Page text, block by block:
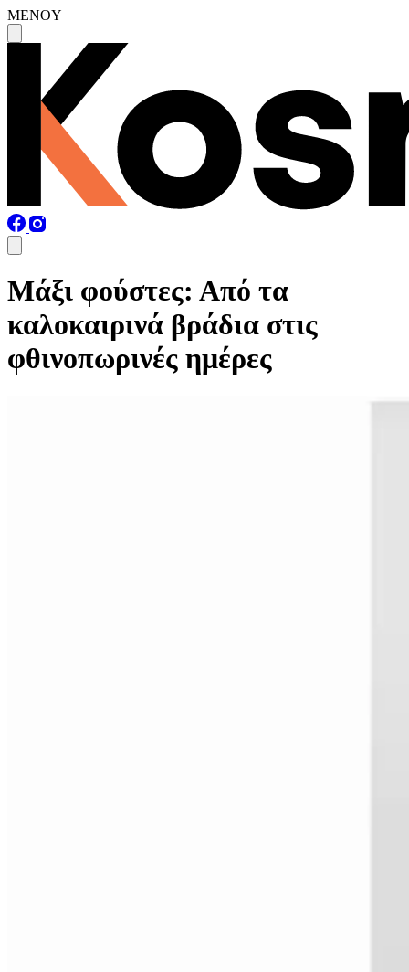
MENOY
Μάξι φούστες: Από τα
καλοκαιρινά βράδια στις
φθινοπωρινές ημέρες